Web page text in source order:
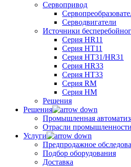
Сервопривод
Серводвигатели
Источники
Серия HR11
Серия HT11
Серия HT31/HR31
Серия HR33
Серия HT33
Серия RM
Серия HM
Решения
Решения
Промышленная
Отрасли промышленности
Услуги
Предпродажное
Подбор оборудования
Доставка